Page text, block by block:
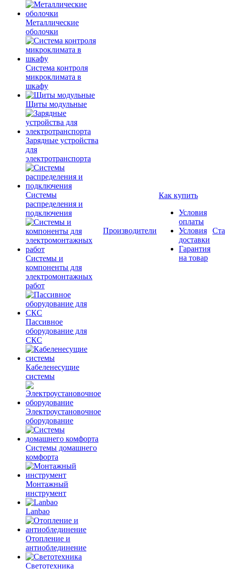
Металлические
оболочки
Система контроля
микроклимата в
шкафу
Щиты модульные
Зарядные устройства
для
электротранспорта
Системы
распределения и
подключения
Системы и
компоненты для
электромонтажных
работ
Пассивное
оборудование для
СКС
Кабеленесущие
системы
Электроустановочное
оборудование
Системы домашнего
комфорта
Монтажный
инструмент
Lanbao
Отопление и
антиоблединение
Светотехника
Производители
Как купить
Условия
оплаты
Условия
доставки
Гарантия
на товар